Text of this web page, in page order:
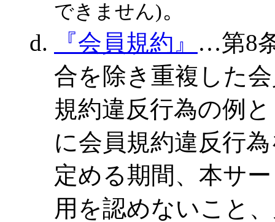
できません)。
『会員規約』 …第8
合を除き重複した
規約違反行為の例
に会員規約違反行
定める期間、本サ
用を認めないこと